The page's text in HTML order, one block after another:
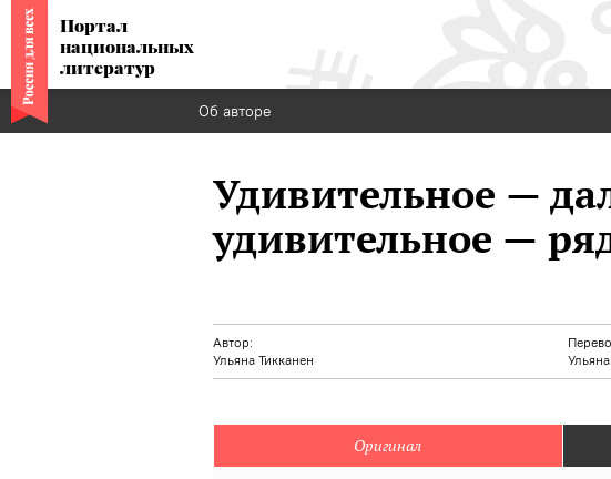
Портал
национальных
литератур
Об авторе
Удивительное —
удивительное —
Автор:
Ульяна Тикканен
Оригинал